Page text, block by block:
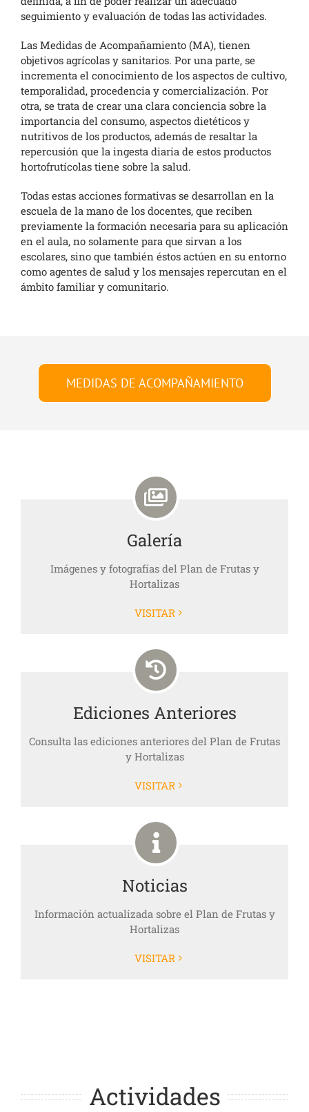
seguimiento y evaluación de todas las actividades.
Las Medidas de Acompañamiento (MA), tienen
objetivos agrícolas y sanitarios. Por una parte, se
incrementa el conocimiento de los aspectos de cultivo,
temporalidad, procedencia y comercialización. Por
otra, se trata de crear una clara conciencia sobre la
importancia del consumo, aspectos dietéticos y
nutritivos de los productos, además de resaltar la
repercusión que la ingesta diaria de estos productos
hortofrutícolas tiene sobre la salud.
Todas estas acciones formativas se desarrollan en la
escuela de la mano de los docentes, que reciben
previamente la formación necesaria para su aplicación
en el aula, no solamente para que sirvan a los
escolares, sino que también éstos actúen en su entorno
como agentes de salud y los mensajes repercutan en el
ámbito familiar y comunitario.
MEDIDAS DE ACOMPAÑAMIENTO
Galería
Imágenes y fotografías del Plan de Frutas y
Hortalizas
VISITAR
Ediciones Anteriores
Consulta las ediciones anteriores del Plan de Frutas
y Hortalizas
VISITAR
Noticias
Información actualizada sobre el Plan de Frutas y
Hortalizas
VISITAR
Actividades